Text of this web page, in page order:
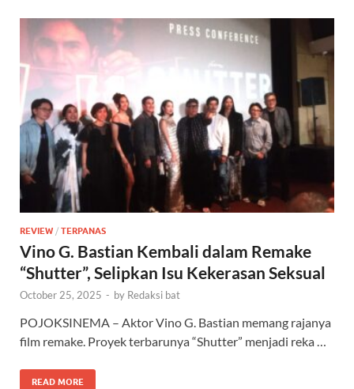
REVIEW / TERPANAS
Vino G. Bastian Kembali dalam Remake
“Shutter”, Selipkan Isu Kekerasan Seksual
October 25, 2025 - by Redaksi bat
POJOKSINEMA – Aktor Vino G. Bastian memang rajanya
film remake. Proyek terbarunya “Shutter” menjadi reka …
READ MORE